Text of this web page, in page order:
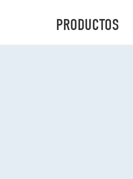
PRODUCTOS